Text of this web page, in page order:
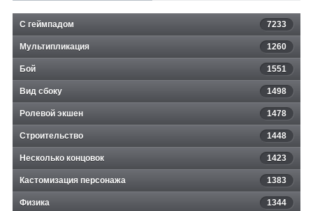
С геймпадом 7233
Мультипликация 1260
Бой 1551
Вид сбоку 1498
Ролевой экшен 1478
Строительство 1448
Несколько концовок 1423
Кастомизация персонажа 1383
Физика 1344